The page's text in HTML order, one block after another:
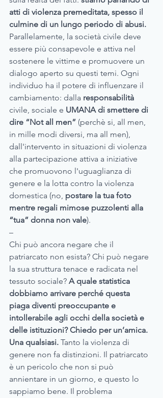
atti di violenza premeditata, spesso il
culmine di un lungo periodo di abusi.
Parallelamente, la società civile deve
essere più consapevole e attiva nel
sostenere le vittime e promuovere un
dialogo aperto su questi temi. Ogni
individuo ha il potere di influenzare il
cambiamento: dalla responsabilità
civile, sociale e UMANA di smettere di
dire “Not all men” (perchè si, all men,
in mille modi diversi, ma all men),
dall'intervento in situazioni di violenza
alla partecipazione attiva a iniziative
che promuovono l'uguaglianza di
genere e la lotta contro la violenza
domestica (no, postare la tua foto
mentre regali mimose puzzolenti alla
“tua” donna non vale).
–
Chi può ancora negare che il
patriarcato non esista? Chi può negare
la sua struttura tenace e radicata nel
tessuto sociale? A quale statistica
dobbiamo arrivare perché questa
piaga diventi preoccupante e
intollerabile agli occhi della società e
delle istituzioni? Chiedo per un’amica.
Una qualsiasi. Tanto la violenza di
genere non fa distinzioni. Il patriarcato
è un pericolo che non si può
annientare in un giorno, e questo lo
sappiamo bene. Il problema